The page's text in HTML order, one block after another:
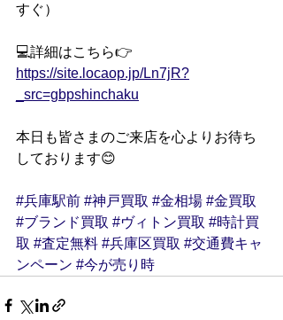
すぐ）
💻詳細はこちら👉
https://site.locaop.jp/Ln7jR?
_src=gbpshinchaku
本日も皆さまのご来店を心よりお待ち
しております😊
#兵庫駅前 #神戸買取 #金相場 #金買取
#ブランド買取 #ヴィトン買取 #時計買
取 #査定無料 #兵庫区買取 #交通費キャ
ンペーン #今が売り時